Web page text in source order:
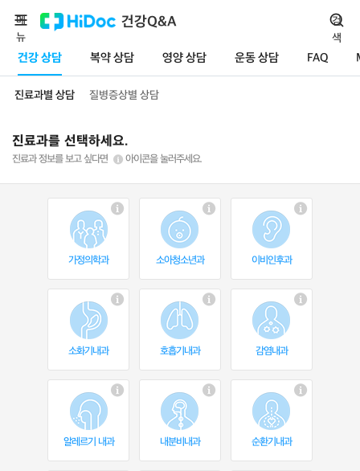
건강Q&A
건강 상담 복약 상담 영양 상담 운동 상담 FAQ
메
뉴
검
색
진료과별 상담 질병증상별 상담
진료과를 선택하세요.
진료과 정보를 보고 싶다면 아이콘을 눌러주세요.
가정의학과 소아청소년과 이비인후과
소화기내과 호흡기내과 감염내과
알레르기 내과 내분비내과 순환기내과